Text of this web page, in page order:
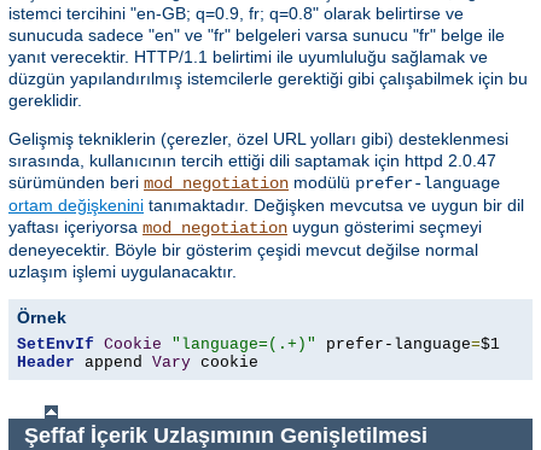
istemci tercihini "en-GB; q=0.9, fr; q=0.8" olarak belirtirse ve
sunucuda sadece "en" ve "fr" belgeleri varsa sunucu "fr" belge ile
yanıt verecektir. HTTP/1.1 belirtimi ile uyumluluğu sağlamak ve
düzgün yapılandırılmış istemcilerle gerektiği gibi çalışabilmek için bu
gereklidir.
Gelişmiş tekniklerin (çerezler, özel URL yolları gibi) desteklenmesi
sırasında, kullanıcının tercih ettiği dili saptamak için httpd 2.0.47
sürümünden beri mod_negotiation modülü prefer-language
ortam değişkenini tanımaktadır. Değişken mevcutsa ve uygun bir dil
yaftası içeriyorsa mod_negotiation uygun gösterimi seçmeyi
deneyecektir. Böyle bir gösterim çeşidi mevcut değilse normal
uzlaşım işlemi uygulanacaktır.
Örnek
SetEnvIf Cookie "language=(.+)" prefer-language=
Header append Vary cookie
Şeffaf İçerik Uzlaşımının Genişletilmesi